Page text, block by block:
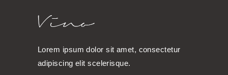
Lorem ipsum dolor sit amet, consectetur
adipiscing elit scelerisque.